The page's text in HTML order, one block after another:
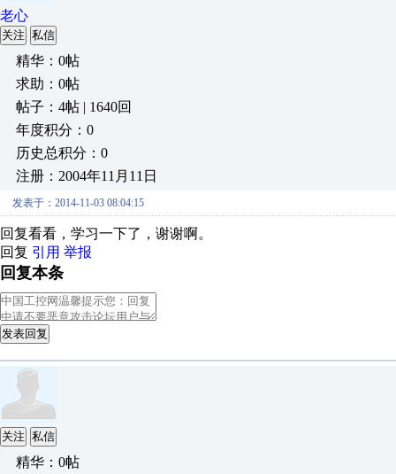
老心
关注 私信
精华：0帖
求助：0帖
帖子：4帖 | 1640回
年度积分：0
历史总积分：0
注册：2004年11月11日
发表于：2014-11-03 08:04:15
回复看看，学习一下了，谢谢啊。
回复 引用 举报
回复本条
发表回复
关注 私信
精华：0帖